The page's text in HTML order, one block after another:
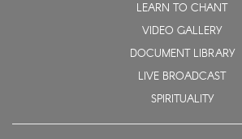
LEARN TO CHANT
VIDEO GALLERY
DOCUMENT LIBRARY
LIVE BROADCAST
SPIRITUALITY